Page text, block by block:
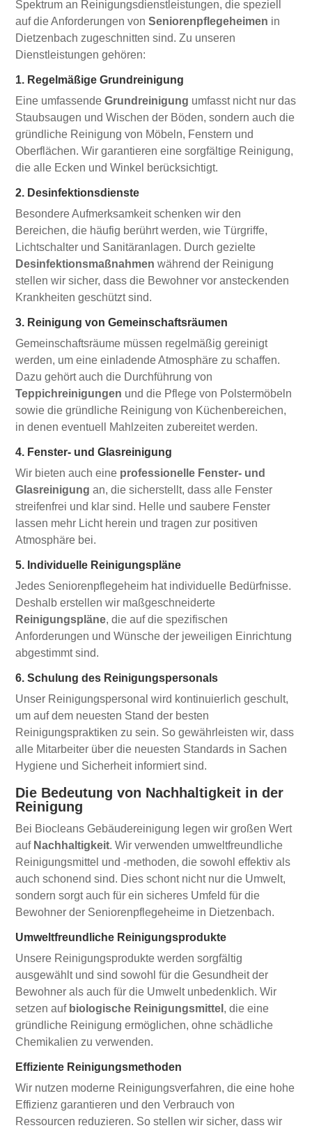
Spektrum an Reinigungsdienstleistungen, die speziell
auf die Anforderungen vonSeniorenpflegeheimen in
Dietzenbach zugeschnitten sind. Zu unseren
Dienstleistungen gehören:
1. Regelmäßige Grundreinigung
Eine umfassendeGrundreinigung umfasst nicht nur das
Staubsaugen und Wischen der Böden, sondern auch die
gründliche Reinigung von Möbeln, Fenstern und
Oberflächen. Wir garantieren eine sorgfältige Reinigung,
die alle Ecken und Winkel berücksichtigt.
2. Desinfektionsdienste
Besondere Aufmerksamkeit schenken wir den
Bereichen, die häufig berührt werden, wie Türgriffe,
Lichtschalter und Sanitäranlagen. Durch gezielte
Desinfektionsmaßnahmen während der Reinigung
stellen wir sicher, dass die Bewohner vor ansteckenden
Krankheiten geschützt sind.
3. Reinigung von Gemeinschaftsräumen
Gemeinschaftsräume müssen regelmäßig gereinigt
werden, um eine einladende Atmosphäre zu schaffen.
Dazu gehört auch die Durchführung von
Teppichreinigungen und die Pflege von Polstermöbeln
sowie die gründliche Reinigung von Küchenbereichen,
in denen eventuell Mahlzeiten zubereitet werden.
4. Fenster- und Glasreinigung
Wir bieten auch eine professionelle Fenster- und
Glasreinigung an, die sicherstellt, dass alle Fenster
streifenfrei und klar sind. Helle und saubere Fenster
lassen mehr Licht herein und tragen zur positiven
Atmosphäre bei.
5. Individuelle Reinigungspläne
Jedes Seniorenpflegeheim hat individuelle Bedürfnisse.
Deshalb erstellen wir maßgeschneiderte
Reinigungspläne, die auf die spezifischen
Anforderungen und Wünsche der jeweiligen Einrichtung
abgestimmt sind.
6. Schulung des Reinigungspersonals
Unser Reinigungspersonal wird kontinuierlich geschult,
um auf dem neuesten Stand der besten
Reinigungspraktiken zu sein. So gewährleisten wir, dass
alle Mitarbeiter über die neuesten Standards in Sachen
Hygiene und Sicherheit informiert sind.
Die Bedeutung von Nachhaltigkeit in der
Reinigung
Bei Biocleans Gebäudereinigung legen wir großen Wert
auf Nachhaltigkeit. Wir verwenden umweltfreundliche
Reinigungsmittel und -methoden, die sowohl effektiv als
auch schonend sind. Dies schont nicht nur die Umwelt,
sondern sorgt auch für ein sicheres Umfeld für die
Bewohner der Seniorenpflegeheime in Dietzenbach.
Umweltfreundliche Reinigungsprodukte
Unsere Reinigungsprodukte werden sorgfältig
ausgewählt und sind sowohl für die Gesundheit der
Bewohner als auch für die Umwelt unbedenklich. Wir
setzen auf biologische Reinigungsmittel , die eine
gründliche Reinigung ermöglichen, ohne schädliche
Chemikalien zu verwenden.
Effiziente Reinigungsmethoden
Wir nutzen moderne Reinigungsverfahren, die eine hohe
Effizienz garantieren und den Verbrauch von
Ressourcen reduzieren. So stellen wir sicher, dass wir